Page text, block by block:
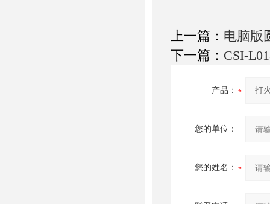
上一篇： 电脑版
下一篇： CSI-
产品：
您的单位：
您的姓名：